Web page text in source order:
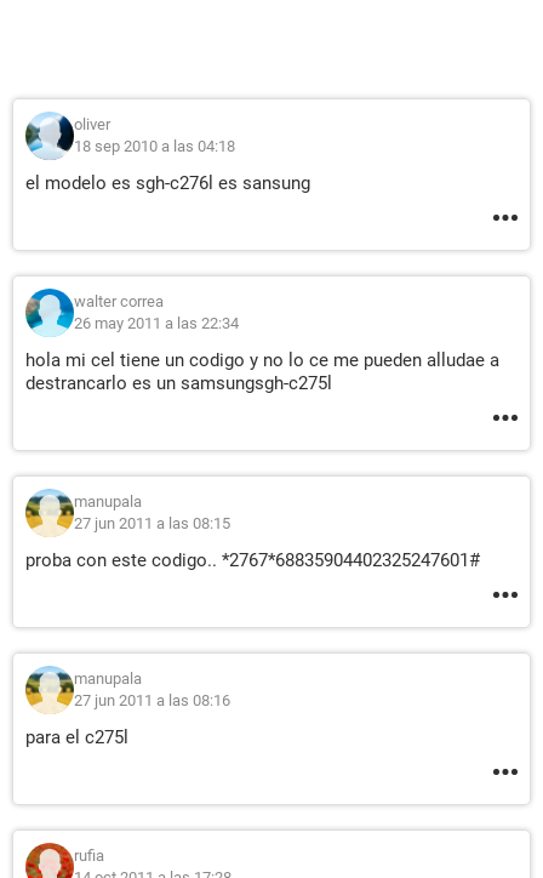
oliver
18 sep 2010 a las 04:18
el modelo es sgh-c276l es sansung
walter correa
26 may 2011 a las 22:34
hola mi cel tiene un codigo y no lo ce me pueden alludae a
destrancarlo es un samsungsgh-c275l
manupala
27 jun 2011 a las 08:15
proba con este codigo.. *2767*68835904402325247601#
manupala
27 jun 2011 a las 08:16
para el c275l
rufia